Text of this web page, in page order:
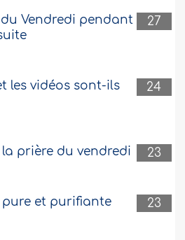
27
Vendredi pendant
24
les vidéos sont-ils
23
prière du vendredi
23
pure et purifiante